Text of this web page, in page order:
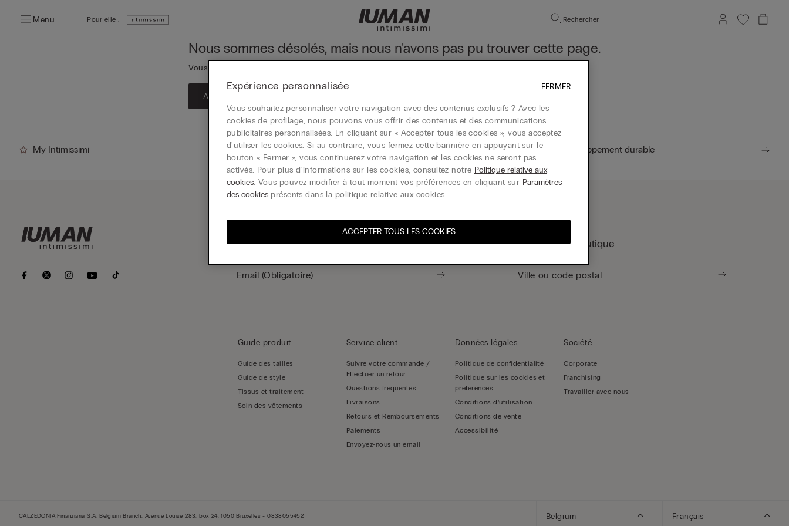
Menu Pour elle : Rechercher
Nous sommes désolés, mais nous n'avons pas pu trouver cette page.
Vous pouvez toujours explorer notre collection via le menu ou en visitant la page d’accueil.
Accédez à la page d’accueil
My Intimissimi Carte cadeau Développement durable
Inscrivez-vous à la newsletter Trouver une boutique
Guide produit
Guide des tailles
Guide de style
Tissus et traitement
Soin des vêtements
Service client
Suivre votre commande /
Effectuer un retour
Questions fréquentes
Livraisons
Retours et Remboursements
Paiements
Envoyez-nous un email
Données légales
Politique de confidentialité
Politique sur les cookies et
préférences
Conditions d’utilisation
Conditions de vente
Accessibilité
Société
Corporate
Franchising
Travailler avec nous
CALZEDONIA Finanziaria S.A. Belgium Branch, Avenue Louise 283, box 24, 1050 Bruxelles - 0838055452 Belgium Français
Expérience personnalisée
Vous souhaitez personnaliser votre navigation avec des contenus exclusifs ? Avec les
cookies de profilage, nous pouvons vous offrir des contenus et des communications
publicitaires personnalisées. En cliquant sur « Accepter tous les cookies », vous acceptez
d'utiliser les cookies. Si au contraire, vous fermez cette bannière en appuyant sur le
bouton « Fermer », vous continuerez votre navigation et les cookies ne seront pas
activés. Pour plus d'informations sur les cookies, consultez notre Politique relative aux
cookies. Vous pouvez modifier à tout moment vos préférences en cliquant sur Paramètres
des cookies présents dans la politique relative aux cookies.
ACCEPTER TOUS LES COOKIES
FERMER